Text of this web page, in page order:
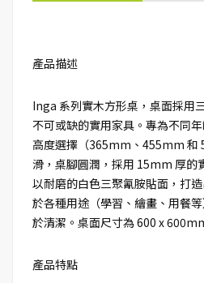
產品描述
Inga 系列實木方形桌，桌面採用
不可或缺的實用家具。專為不同
高度選擇（365mm、455mm 和
滑，桌腳圓潤，採用 15mm 厚的
以耐磨的白色三聚氰胺貼面，打
於各種用途（學習、繪畫、用餐
於清潔。桌面尺寸為 600 x
產品特點